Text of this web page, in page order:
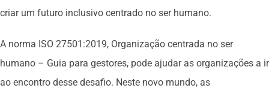
criar um futuro inclusivo centrado no ser humano.
A norma ISO 27501:2019, Organização centrada no ser
humano – Guia para gestores, pode ajudar as organizações a ir
ao encontro desse desafio. Neste novo mundo, as